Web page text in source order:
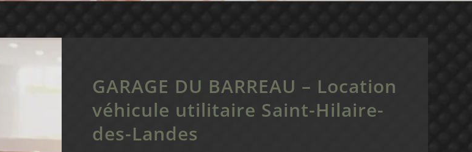
GARAGE DU BARREAU – Location
véhicule utilitaire Saint-Hilaire-
des-Landes